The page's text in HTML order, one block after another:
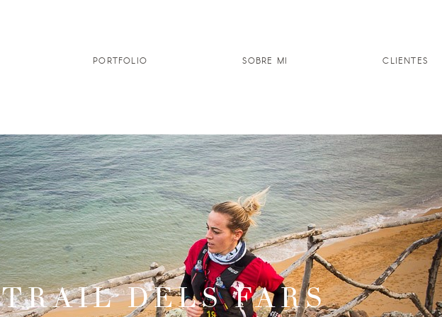
PORTFOLIO SOBRE MI CLIENTES
TRAIL DELS FARS